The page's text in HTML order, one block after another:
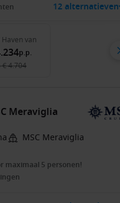
12 alternatieven
van
p.p.
€ 4.704
Meraviglia
MSC Meraviglia
maximaal 5 personen!